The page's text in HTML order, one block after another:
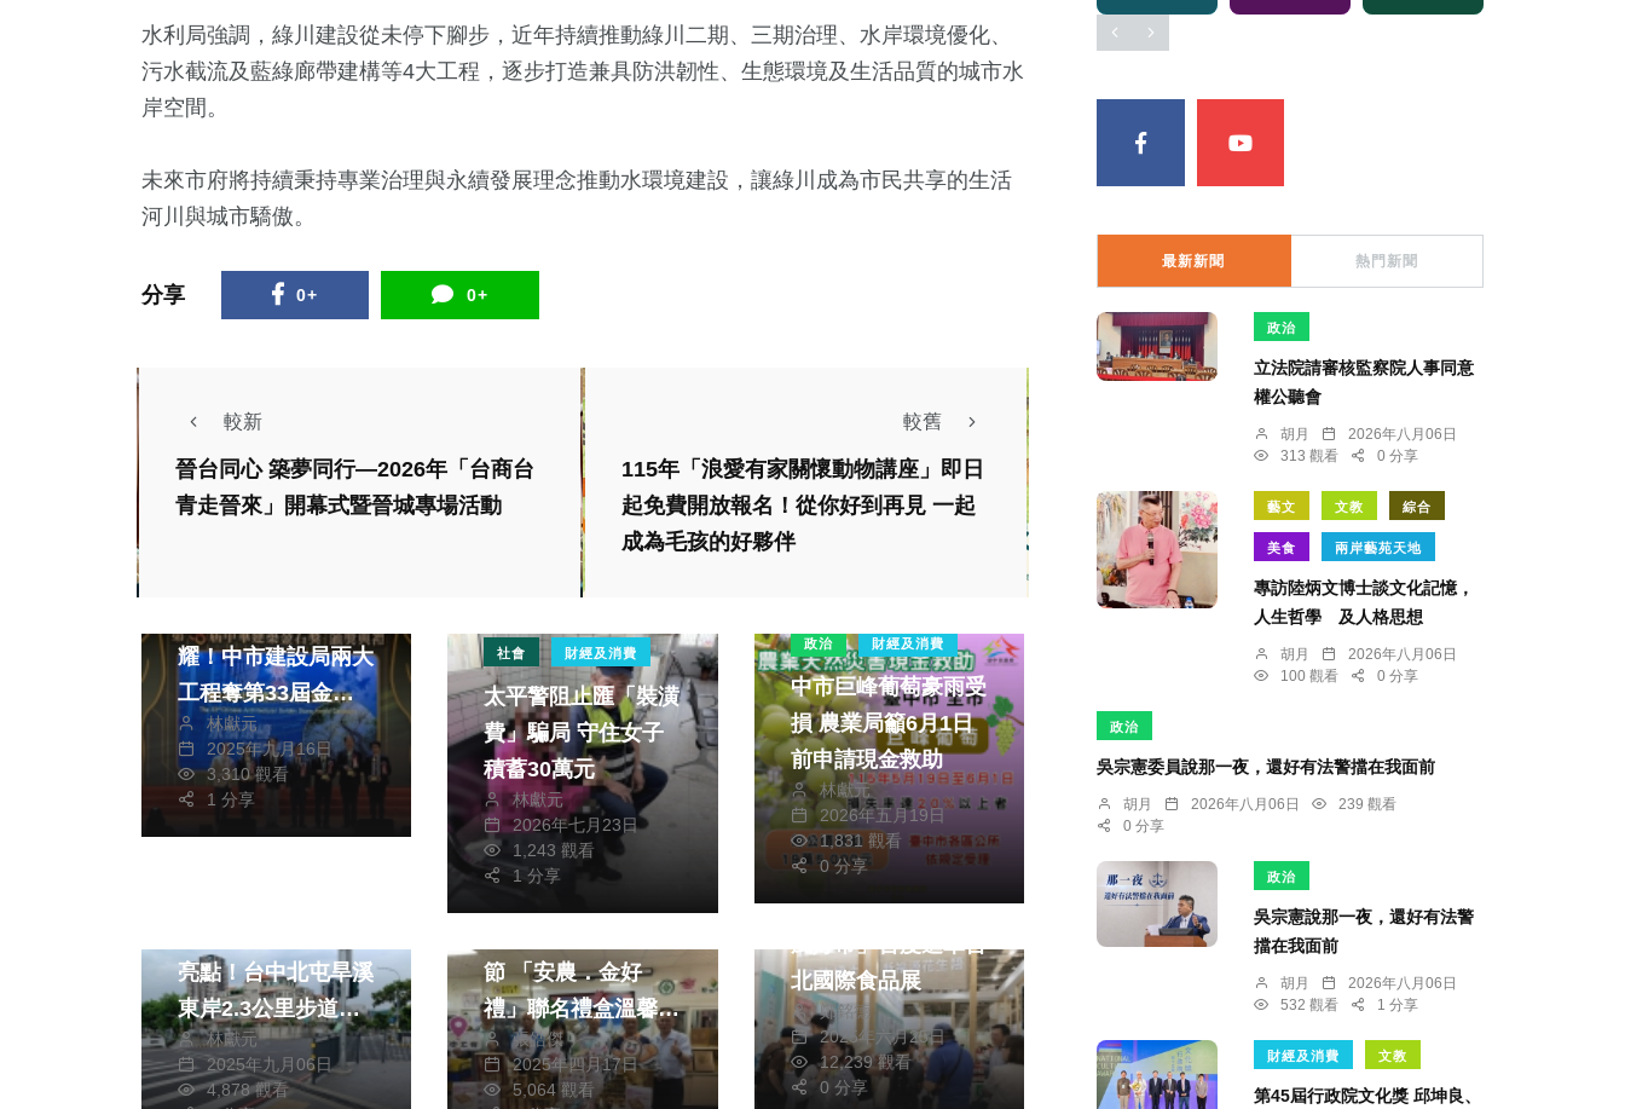
水利局強調，綠川建設從未停下腳步，近年持續推動綠川二期、三期治理、水岸環境優化、
污水截流及藍綠廊帶建構等4大工程，逐步打造兼具防洪韌性、生態環境及生活品質的城市水
岸空間。
未來市府將持續秉持專業治理與永續發展理念推動水環境建設，讓綠川成為市民共享的生活
河川與城市驕傲。
分享 0+ 0+
較新
晉台同心 築夢同行—2026年「台商台
青走晉來」開幕式暨晉城專場活動
較舊
115年「浪愛有家關懷動物講座」即日
起免費開放報名！從你好到再見 一起
成為毛孩的好夥伴
耀！中市建設局兩大
工程奪第33屆金石
獎殊榮
林獻元
2025年九月16日
3,310 觀看
1 分享
社會 財經及消費
太平警阻止匯「裝潢
費」騙局 守住女子
積蓄30萬元
林獻元
2026年七月23日
1,243 觀看
1 分享
政治 財經及消費
中市巨峰葡萄豪雨受
損 農業局籲6月1日
前申請現金救助
林獻元
2026年五月19日
1,831 觀看
0 分享
亮點！台中北屯旱溪
東岸2.3公里步道完
工 林獻元
2025年九月06日
4,878 觀看
節 「安農．金好
禮」聯名禮盒溫馨上
市
張皓傑
2025年四月17日
5,064 觀看
財經及消費
新竹市城市品牌「竹
風好市」首度進軍台
北國際食品展
鄭銘德
2025年六月25日
12,239 觀看
0 分享
最新新聞 熱門新聞
政治
立法院請審核監察院人事同意
權公聽會
胡月
2026年八月06日
313 觀看
0 分享
藝文 文教 綜合
美食 兩岸藝苑天地
專訪陸炳文博士談文化記憶，
人生哲學 及人格思想
胡月
2026年八月06日
100 觀看
0 分享
政治
吳宗憲委員說那一夜，還好有法警擋在我面前
胡月 2026年八月06日
239 觀看
0 分享
政治
吳宗憲說那一夜，還好有法警
擋在我面前
胡月
2026年八月06日
532 觀看
1 分享
財經及消費 文教
第45屆行政院文化獎 邱坤良、